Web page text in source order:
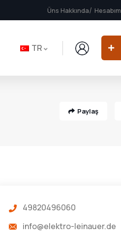
Üns Hakkında Hesabım
TR
Paylaş
49820496060
info@elektro-leinauer.de